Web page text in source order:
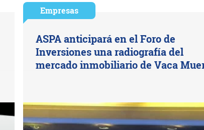
Empresas
ASPA anticipará en el Foro de
Inversiones una radiografía del
mercado inmobiliario de Vaca